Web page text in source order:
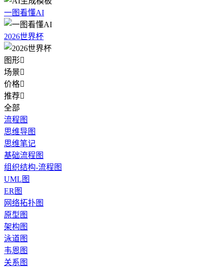
一图看懂AI
2026世界杯
图形
场景
价格
推荐
全部
流程图
思维导图
思维笔记
基础流程图
组织结构-流程图
UML图
ER图
网络拓扑图
原型图
架构图
泳道图
韦恩图
关系图